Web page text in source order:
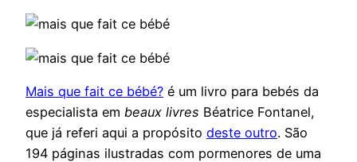
Mais que fait ce bébé? é um livro para bebés da
especialista em beaux livres Béatrice Fontanel,
que já referi aqui a propósito deste outro. São
194 páginas ilustradas com pormenores de uma